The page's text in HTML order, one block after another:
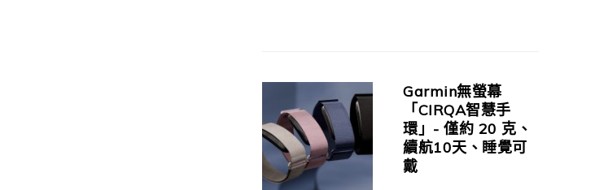
Garmin無螢幕
「CIRQA智慧手
環」- 僅約 20 克、
續航10天、睡覺可
戴